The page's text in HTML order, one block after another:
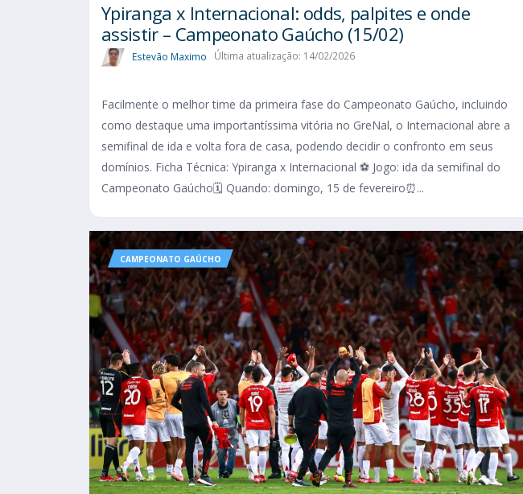
Ypiranga x Internacional: odds, palpites e onde
assistir – Campeonato Gaúcho (15/02)
Estevão Maximo Última atualização: 14/02/2026
Facilmente o melhor time da primeira fase do Campeonato Gaúcho, incluindo
como destaque uma importantíssima vitória no GreNal, o Internacional abre a
semifinal de ida e volta fora de casa, podendo decidir o confronto em seus
domínios. Ficha Técnica: Ypiranga x Internacional ⚽ Jogo: ida da semifinal do
Campeonato Gaúcho🗓️ Quando: domingo, 15 de fevereiro⏰...
CAMPEONATO GAÚCHO